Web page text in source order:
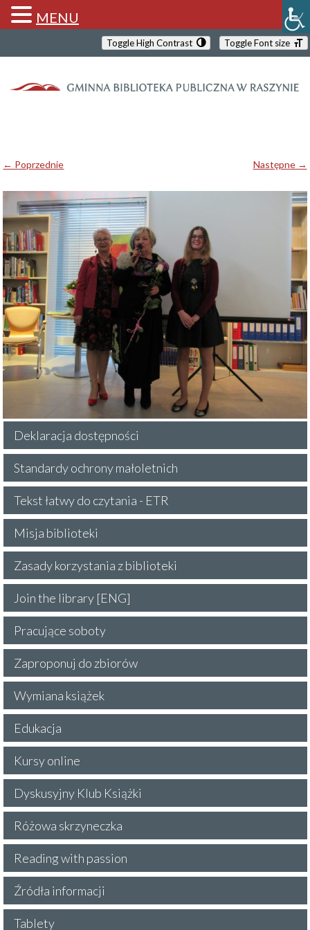
Toggle High Contrast Toggle Font size
← Poprzednie Następne →
Deklaracja dostępności
Standardy ochrony małoletnich
Tekst łatwy do czytania - ETR
Misja biblioteki
Zasady korzystania z biblioteki
Join the library [ENG]
Pracujące soboty
Zaproponuj do zbiorów
Wymiana książek
Edukacja
Kursy online
Dyskusyjny Klub Książki
Różowa skrzyneczka
Reading with passion
Źródła informacji
Tablety
MENU